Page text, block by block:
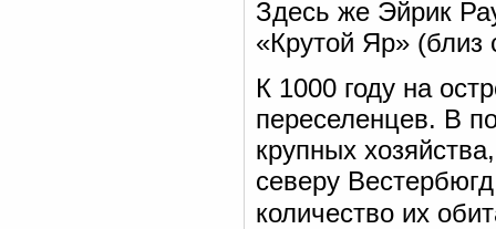
Здесь же Эйрик
«Крутой Яр» (близ
К 1000 году на
переселенцев. В
крупных
северу
количество их